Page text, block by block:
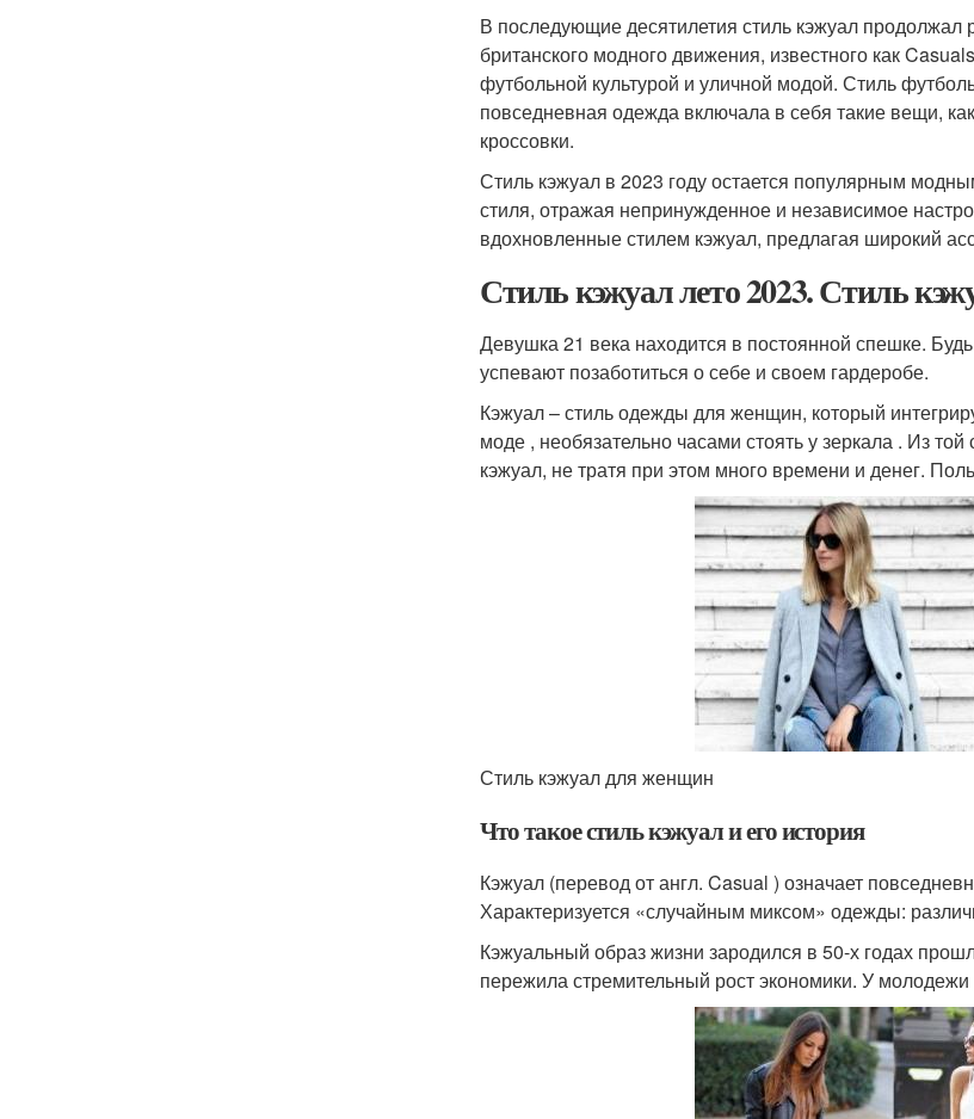
В последующие десятилетия стиль кэжуал продолжал
британского модного движения, известного как
футбольной культурой и уличной модой. Стиль
повседневная одежда включала в себя такие вещи,
кроссовки.
Стиль кэжуал в 2023 году остается популярным
стиля, отражая непринужденное и независимое
вдохновленные стилем кэжуал, предлагая широкий
Стиль кэжуал лето 2023. Стиль
Девушка 21 века находится в постоянной спешке.
успевают позаботиться о себе и своем гардеробе.
Кэжуал – стиль одежды для женщин, который
моде , необязательно часами стоять у зеркала . Из
кэжуал, не тратя при этом много времени и денег.
Стиль кэжуал для женщин
Что такое стиль кэжуал и его история
Кэжуал (перевод от англ. Casual ) означает
Характеризуется «случайным миксом» одежды:
Кэжуальный образ жизни зародился в 50-х годах
пережила стремительный рост экономики. У молодежи